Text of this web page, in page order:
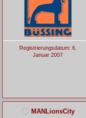
Registrierungsdatum: 6.
Januar 2007
MANLionsCity